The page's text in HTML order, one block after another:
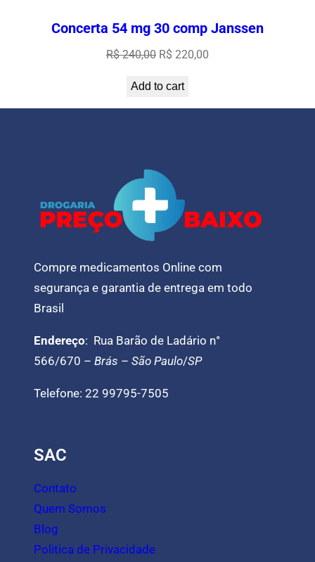
Concerta 54 mg 30 comp Janssen
R$240,00 Original
was:
R$ 220,00
Add to cart
Compre medicamentos Online com
segurança e garantia de entrega em todo
Brasil
Endereço: Rua Barão de Ladário n°
566/670 – Brás – São Paulo/SP
Telefone: 22 99795-7505
SAC
Contato
Quem Somos
Blog
Politica de Privacidade